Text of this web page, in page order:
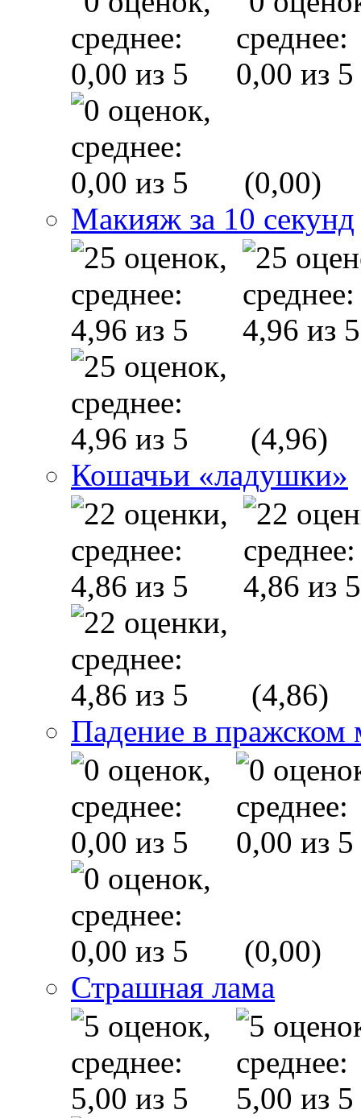
(0,00)
Макияж за 10 секунд
(4,96)
Кошачьи «ладушки»
(4,86)
Падение в пражском
(0,00)
Страшная лама